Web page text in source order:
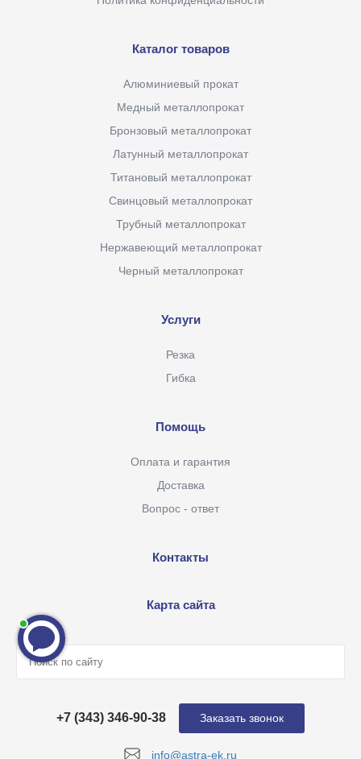
Каталог товаров
Алюминиевый прокат
Медный металлопрокат
Бронзовый металлопрокат
Латунный металлопрокат
Титановый металлопрокат
Свинцовый металлопрокат
Трубный металлопрокат
Нержавеющий металлопрокат
Черный металлопрокат
Услуги
Резка
Гибка
Помощь
Оплата и гарантия
Доставка
Вопрос - ответ
Контакты
Карта сайта
info@astra-ek.ru
+7 (343) 346-90-38 Заказать звонок